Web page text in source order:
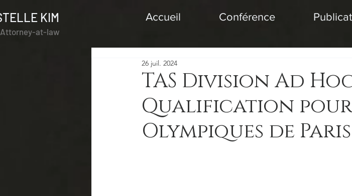
KIM
Attorney-at-law
Accueil Conférence
TAS Division Ad
Qualification pour
Olympiques de Paris
26 juil. 2024